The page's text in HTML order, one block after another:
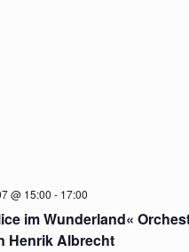
@ 15:00 - 17:00
im Wunderland«
Henrik Albrecht